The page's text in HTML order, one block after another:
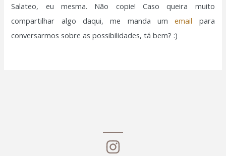
Salateo, eu mesma. Não copie! Caso queira muito
compartilhar algo daqui, me manda umemail para
conversarmos sobre as possibilidades, tá bem? :)